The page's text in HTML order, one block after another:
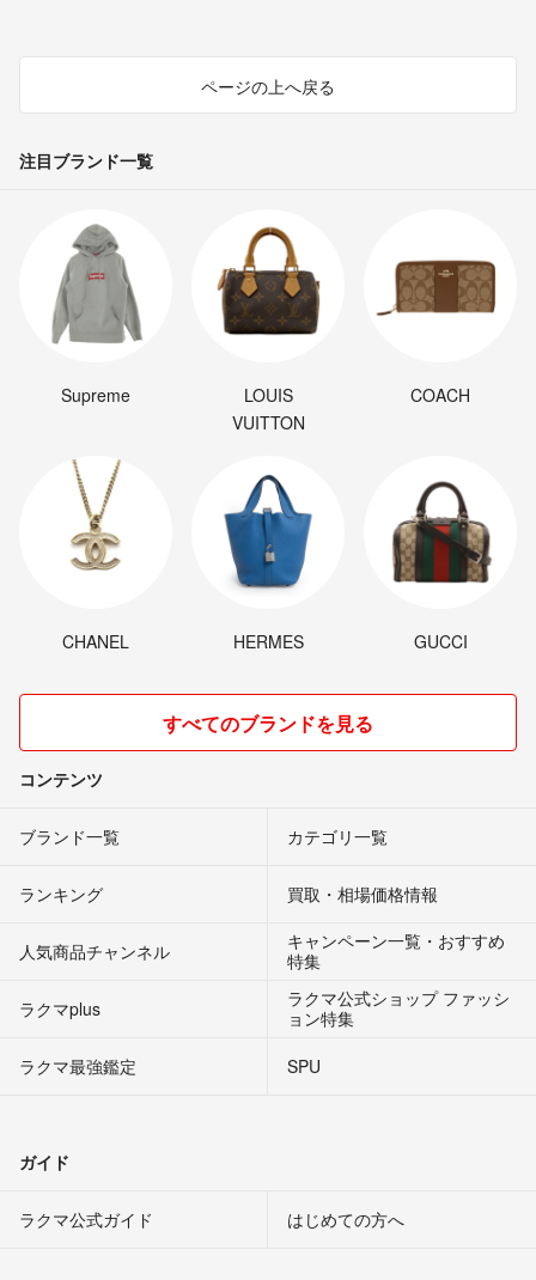
ページの上へ戻る
注目ブランド一覧
Supreme
LOUIS
VUITTON
COACH
CHANEL HERMES GUCCI
すべてのブランドを見る
コンテンツ
ブランド一覧 カテゴリ一覧
ランキング 買取・相場価格情報
人気商品チャンネル
キャンペーン一覧・おすすめ
特集
ラクマplus
ラクマ公式ショップ ファッシ
ョン特集
ラクマ最強鑑定
SPU
ガイド
ラクマ公式ガイド はじめての方へ